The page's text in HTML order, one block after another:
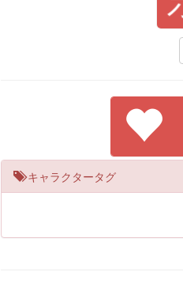
キャラクタータグ